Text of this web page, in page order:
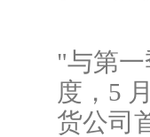
"与第
度，5
货公司